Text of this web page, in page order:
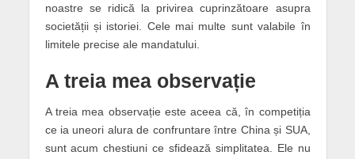
noastre se ridică la privirea cuprinzătoare asupra
societății și istoriei. Cele mai multe sunt valabile în
limitele precise ale mandatului.
A treia mea observație
A treia mea observație este aceea că, în competiția
ce ia uneori alura de confruntare între China și SUA,
sunt acum chestiuni ce sfidează simplitatea. Ele nu